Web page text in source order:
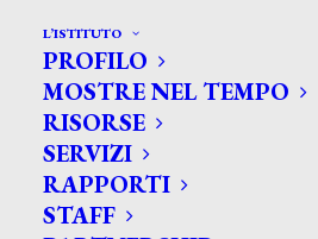
L’ISTITUTO
PROFILO
MOSTRE NEL TEMPO
RISORSE
SERVIZI
RAPPORTI
STAFF
CERCA TRA GLI ARTISTI:
Search
for: